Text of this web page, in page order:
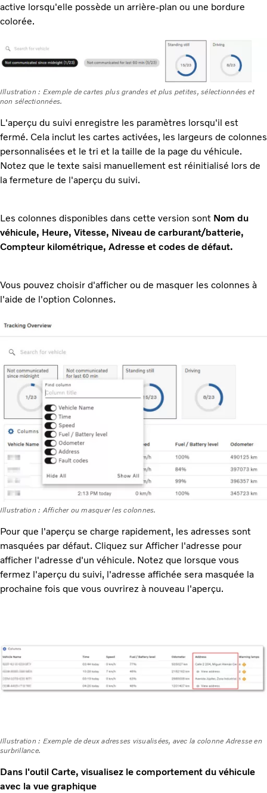
active lorsqu'elle possède un arrière-plan ou une bordure
colorée.
Illustration : Exemple de cartes plus grandes et plus petites, sélectionnées et
non sélectionnées.
L'aperçu du suivi enregistre les paramètres lorsqu'il est
fermé. Cela inclut les cartes activées, les largeurs de colonnes
personnalisées et le tri et la taille de la page du véhicule.
Notez que le texte saisi manuellement est réinitialisé lors de
la fermeture de l'aperçu du suivi.
Les colonnes disponibles dans cette version sont Nom du
véhicule, Heure, Vitesse, Niveau de carburant/batterie,
Compteur kilométrique, Adresse et codes de défaut.
Vous pouvez choisir d'afficher ou de masquer les colonnes à
l'aide de l'option Colonnes.
Illustration : Afficher ou masquer les colonnes.
Pour que l'aperçu se charge rapidement, les adresses sont
masquées par défaut. Cliquez sur Afficher l'adresse pour
afficher l'adresse d'un véhicule. Notez que lorsque vous
fermez l'aperçu du suivi, l'adresse affichée sera masquée la
prochaine fois que vous ouvrirez à nouveau l'aperçu.
Illustration : Exemple de deux adresses visualisées, avec la colonne Adresse en
surbrillance.
Dans l'outil Carte, visualisez le comportement du véhicule
avec la vue graphique